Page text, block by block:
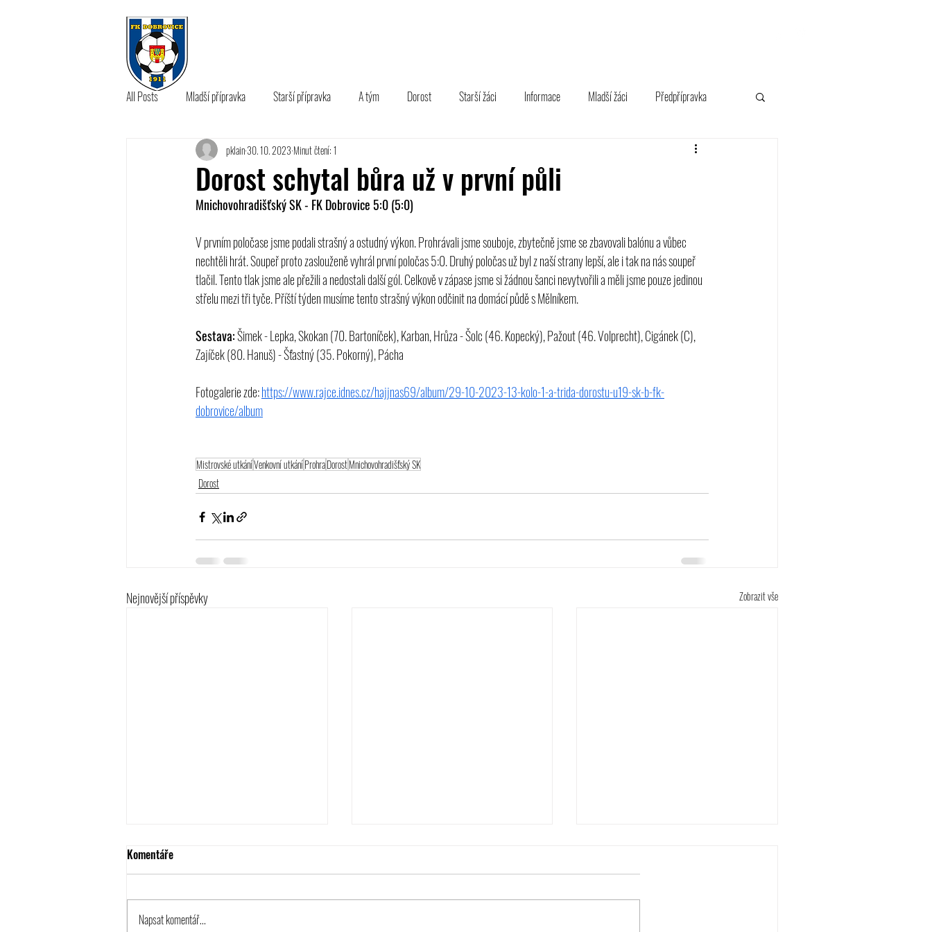
All Posts Mladší přípravka Starší přípravka A tým Dorost Starší žáci Informace Mladší žáci Předpřípravka
Dorost schytal bůra už v první půli
pklain30. 10. 2023 Minut čtení: 1
Mnichovohradišťský SK - FK Dobrovice 5:0 (5:0)
V prvním poločase jsme podali strašný a ostudný výkon. Prohrávali jsme souboje, zbytečně jsme se zbavovali balónu a vůbec
nechtěli hrát. Soupeř proto zaslouženě vyhrál první poločas 5:0. Druhý poločas už byl z naší strany lepší, ale i tak na nás soupeř
tlačil. Tento tlak jsme ale přežili a nedostali další gól. Celkově v zápase jsme si žádnou šanci nevytvořili a měli jsme pouze jedinou
střelu mezi tři tyče. Příští týden musíme tento strašný výkon odčinit na domácí půdě s Mělníkem.
Sestava: Šimek - Lepka, Skokan (70. Bartoníček), Karban, Hrůza - Šolc (46. Kopecký), Pažout (46. Volprecht), Cigánek (C),
Zajíček (80. Hanuš) - Šťastný (35. Pokorný), Pácha
Fotogalerie zde: https://www.rajce.idnes.cz/hajjnas69/album/29-10-2023-13-kolo-1-a-trida-dorostu-u19-sk-b-fk-
dobrovice/album
Mistrovské utkáníVenkovní utkáníProhraDorostMnichovohradišťský SK
Dorost
Nejnovější příspěvky Zobrazit vše
Komentáře
Napsat komentář...